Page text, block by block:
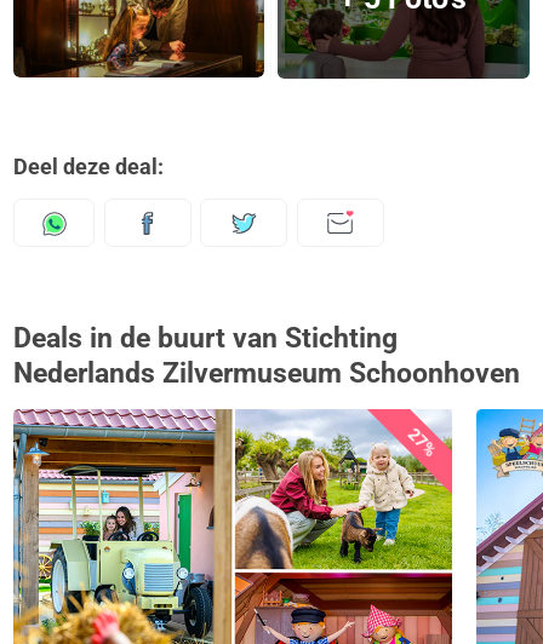
Deel deze deal:
Deals in de buurt van Stichting
Nederlands Zilvermuseum Schoonhoven
27%